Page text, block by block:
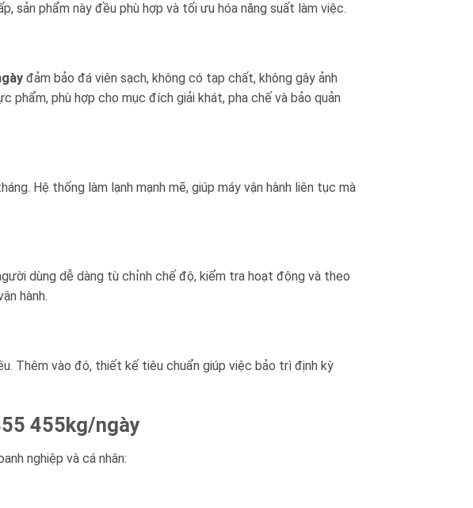
sản phẩm này đều phù hợp và tối ưu hóa năng suất làm việc.
đảm bảo đá viên sạch, không có tạp chất, không gây ảnh
phù hợp cho mục đích giải khát, pha chế và bảo quản
Hệ thống làm lạnh mạnh mẽ, giúp máy vận hành liên tục mà
dùng dễ dàng tù chỉnh chế độ, kiểm tra hoạt động và theo
hành.
Thêm vào đó, thiết kế tiêu chuẩn giúp việc bảo trì định kỳ
455kg/ngày
nghiệp và cá nhân: